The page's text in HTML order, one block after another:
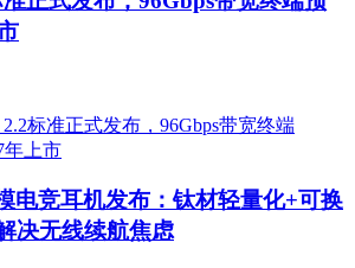
电竞耳机发布：钛材轻量化+可换
决无线续航焦虑